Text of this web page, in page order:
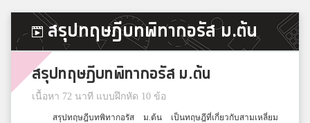
สรุปทฤษฎีบทพิทากอรัส ม.ต้น
สรุปทฤษฎีบทพิทากอรัส ม.ต้น
เนื้อหา 72 นาที แบบฝึกหัด 10 ข้อ
สรุปทฤษฎีบทพิทากอรัส ม.ต้น เป็นทฤษฎีที่เกี่ยวกับสามเหลี่ยม